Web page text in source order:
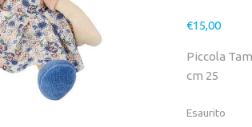
€15,00
Piccola
cm 25
Esaurito